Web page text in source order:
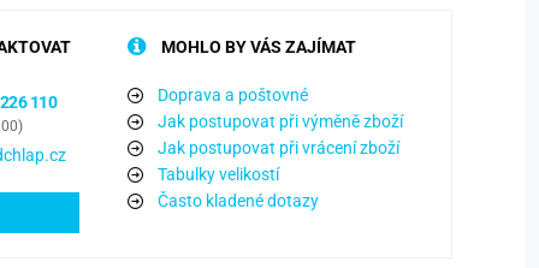
110
MOHLO BY VÁS ZAJÍMAT
Doprava a poštovné
Jak postupovat při výměně zboží
Jak postupovat při vrácení zboží
Tabulky velikostí
Často kladené dotazy